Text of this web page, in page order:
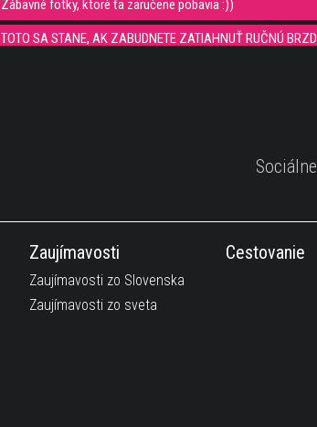
Zábavné fotky, ktoré ťa zaručene pobavia :))
TOTO SA STANE, AK ZABUDNETE ZATIAHNUŤ RUČNÚ
Mladá talentovaná tanečníčka predviedlia zaujímavý výkon v
4 úžasné kúzelnícke triky, ktoré sa naučíš aj ty:))
Zaujímavosti
Zaujímavosti zo Slovenska
Zaujímavosti zo sveta
Cestovanie